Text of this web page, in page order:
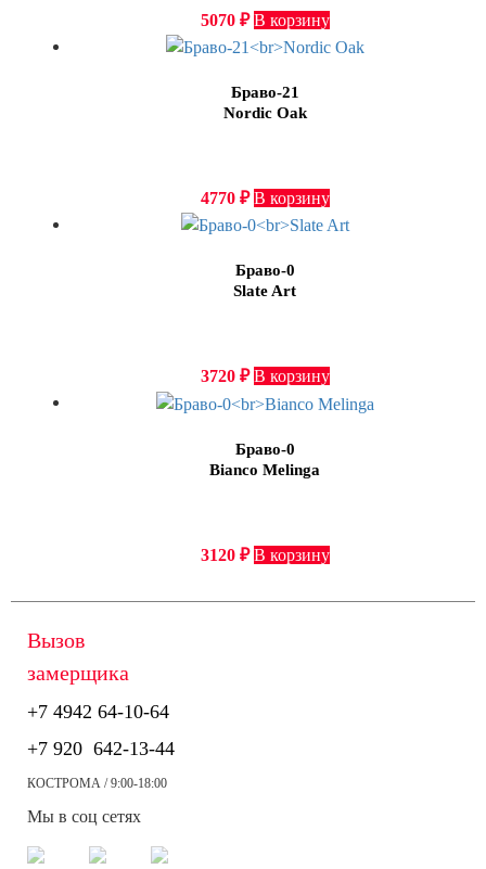
5070 ₽ В корзину
Браво-21
Nordic Oak
4770 ₽ В корзину
Браво-0
Slate Art
3720 ₽ В корзину
Браво-0
Bianco Melinga
3120 ₽ В корзину
Вызов
замерщика
+7 4942 64-10-64
+7 920 642-13-44
КОСТРОМА / 9:00-18:00
Мы в соц сетях